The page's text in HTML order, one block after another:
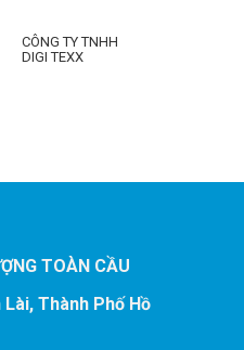
CÔNG TY TNHH
DIGI TEXX
TOÀN CẦU
Thành Phố Hồ